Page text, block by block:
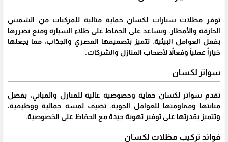
توفر مظلات سيارات لكسان حماية مثالية للمركبات من الشمس
الحارقة والأمطار، وتساعد على الحفاظ على طلاء السيارة ومنع تضررها
بفعل العوامل البيئية. تتميز بتصميمها العصري والجذاب، مما يجعلها
خياراً عملياً وفعالاً لأصحاب المنازل والشركات.
سواتر لكسان
تقدم سواتر لكسان حماية وخصوصية عالية للمنازل والمباني، بفضل
متانتها ومقاومتها للعوامل الجوية. تضيف لمسة جمالية ووظيفية،
وتتميز بقدرتها على توفير تهوية جيدة مع الحفاظ على الخصوصية.
فوائد تركيب مظلات لكسان